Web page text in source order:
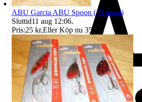
ABU Garcia ABU Spoon (13 gram)
Sluttid11 aug 12:06.
Pris:25 kr,Eller Köp nu 35 kr .